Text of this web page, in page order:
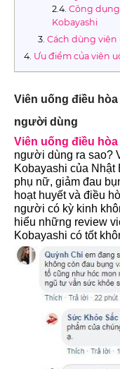
Công
Kobayashi
Cách dùng
Ưu điểm của viên
Viên uống điều
người dùng
Viên uống điều
người dùng ra sao?
Kobayashi của Nhật
phụ nữ, giảm đau
hoạt huyết và điều
người có kỳ kinh
hiểu những review
Kobayashi có tốt